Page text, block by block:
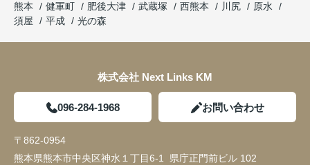
熊本
健軍町 肥後大津 武蔵塚 西熊本 川尻
原水
須屋
平成 光の森
株式会社 Next Links KM
096-284-1968 お問い合わせ
〒862-0954
熊本県熊本市中央区神水１丁目6-1 県庁正門前ビル 102